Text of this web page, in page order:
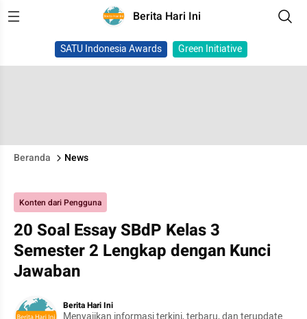
Berita Hari Ini
SATU Indonesia Awards Green Initiative
Beranda News
Konten dari Pengguna
20 Soal Essay SBdP Kelas 3
Semester 2 Lengkap dengan Kunci
Jawaban
Berita Hari Ini